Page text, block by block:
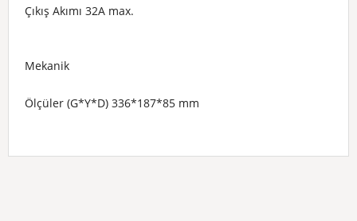
Çıkış Akımı 32A max.
Mekanik
Ölçüler (G*Y*D) 336*187*85 mm